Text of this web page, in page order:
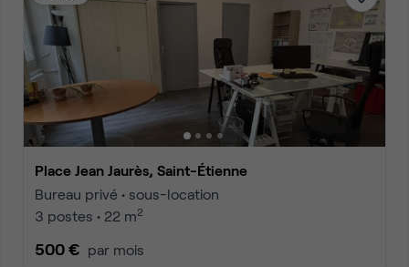
Place Jean Jaurès, Saint-Étienne
Bureau privé • sous-location
3 postes • 22 m2
500 € par mois